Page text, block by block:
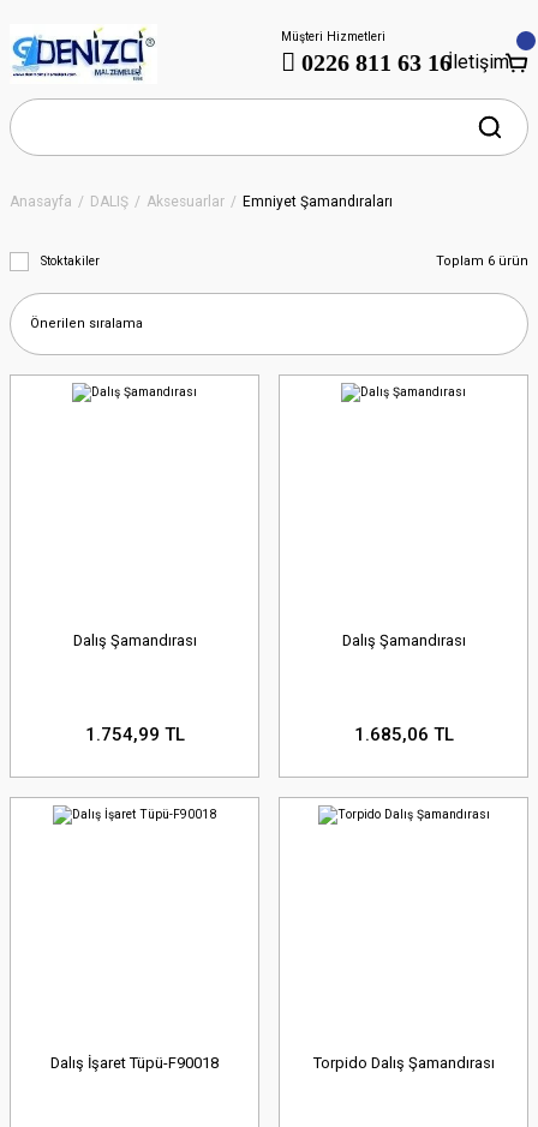
Müşteri Hizmetleri
0226 811 63 16İletişim
Anasayfa DALIŞ Aksesuarlar Emniyet Şamandıraları
Stoktakiler Toplam 6 ürün
Dalış Şamandırası
1.754,99 TL
Dalış Şamandırası
1.685,06 TL
Dalış İşaret Tüpü-F90018 Torpido Dalış Şamandırası